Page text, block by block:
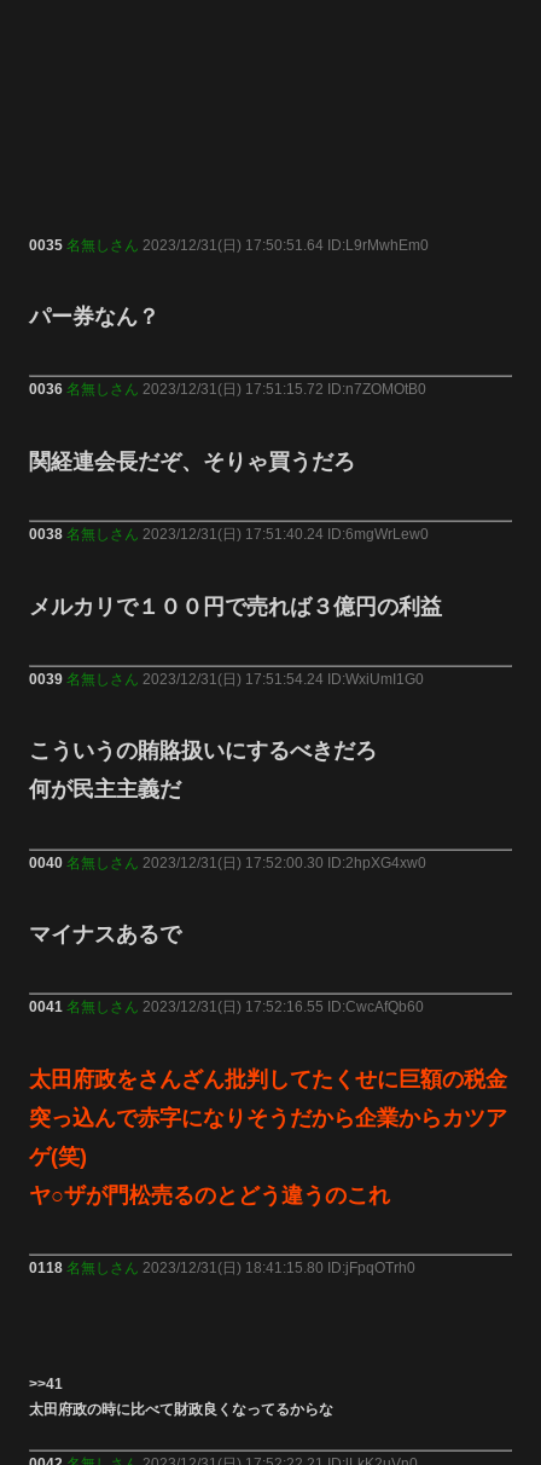
0035 名無しさん 2023/12/31(日) 17:50:51.64 ID:L9rMwhEm0
パー券なん？
0036 名無しさん 2023/12/31(日) 17:51:15.72 ID:n7ZOMOtB0
関経連会長だぞ、そりゃ買うだろ
0038 名無しさん 2023/12/31(日) 17:51:40.24 ID:6mgWrLew0
メルカリで１００円で売れば３億円の利益
0039 名無しさん 2023/12/31(日) 17:51:54.24 ID:WxiUmI1G0
こういうの賄賂扱いにするべきだろ
何が民主主義だ
0040 名無しさん 2023/12/31(日) 17:52:00.30 ID:2hpXG4xw0
マイナスあるで
0041 名無しさん 2023/12/31(日) 17:52:16.55 ID:CwcAfQb60
太田府政をさんざん批判してたくせに巨額の税金
突っ込んで赤字になりそうだから企業からカツア
ゲ(笑)
ヤ○ザが門松売るのとどう違うのこれ
0118 名無しさん 2023/12/31(日) 18:41:15.80 ID:jFpqOTrh0
>>41
太田府政の時に比べて財政良くなってるからな